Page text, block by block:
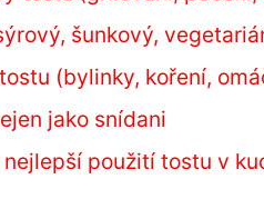
šunkový,
(bylinky, koření,
jako snídani
použití tostu v